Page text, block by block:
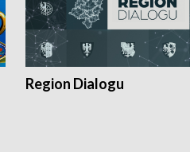
Region Dialogu